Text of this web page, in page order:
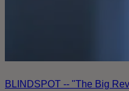
BLINDSPOT -- "The Big